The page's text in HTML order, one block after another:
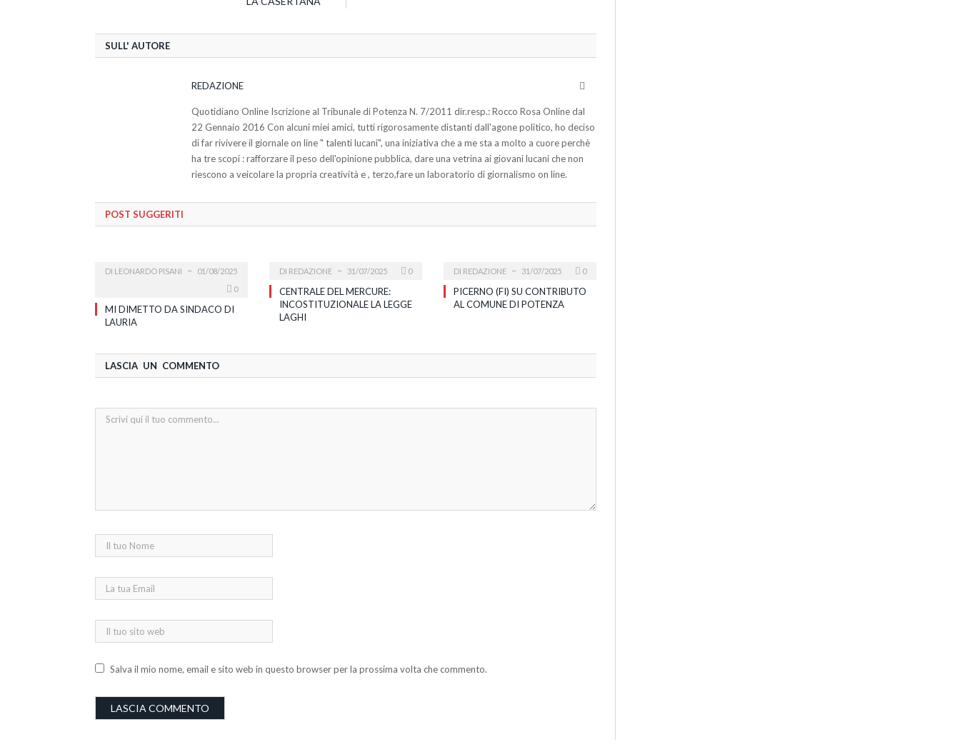
SULL' AUTORE
REDAZIONE
Quotidiano Online Iscrizione al Tribunale di Potenza N. 7/2011 dir.resp.: Rocco Rosa Online dal
22 Gennaio 2016 Con alcuni miei amici, tutti rigorosamente distanti dall'agone politico, ho deciso
di far rivivere il giornale on line " talenti lucani", una iniziativa che a me sta a molto a cuore perchè
ha tre scopi : rafforzare il peso dell'opinione pubblica, dare una vetrina ai giovani lucani che non
riescono a veicolare la propria creatività e , terzo,fare un laboratorio di giornalismo on line.
POST SUGGERITI
DI LEONARDO PISANI
01/08/2025
0
MI DIMETTO DA SINDACO DI
LAURIA
DI REDAZIONE 31/07/2025 0
CENTRALE DEL MERCURE:
INCOSTITUZIONALE LA LEGGE
LAGHI
DI REDAZIONE 31/07/2025 0
PICERNO (FI) SU CONTRIBUTO
AL COMUNE DI POTENZA
LASCIA UN COMMENTO
Salva il mio nome, email e sito web in questo browser per la prossima volta che commento.